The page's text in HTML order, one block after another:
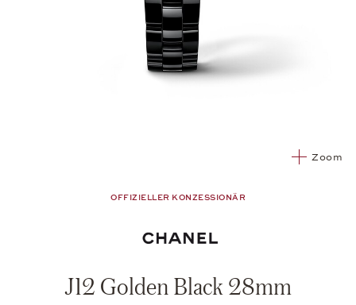
Zoom
OFFIZIELLER KONZESSIONÄR
J12 Golden Black 28mm